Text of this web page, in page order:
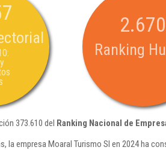
2.670
Ranking
373.610 del Ranking Nacional de
la empresa Moaral Turismo Sl en 2024 ha